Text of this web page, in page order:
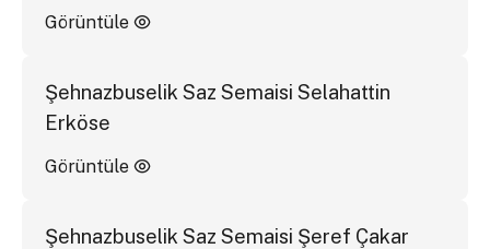
Görüntüle
Şehnazbuselik Saz Semaisi Selahattin
Erköse
Görüntüle
Şehnazbuselik Saz Semaisi Şeref Çakar